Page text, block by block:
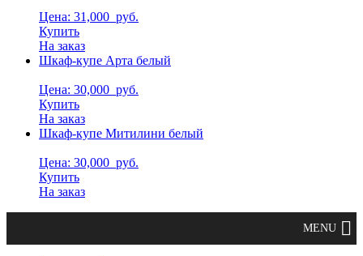
Цена: 31,000 руб.
Купить
На заказ
Шкаф-купе Арта белый
Цена: 30,000 руб.
Купить
На заказ
Шкаф-купе Митилини белый
Цена: 30,000 руб.
Купить
На заказ